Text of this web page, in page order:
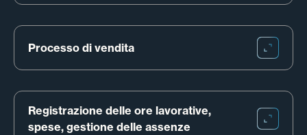
Processo di vendita
Registrazione delle ore lavorative,
spese, gestione delle assenze